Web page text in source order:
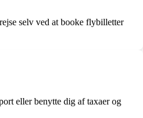
selv ved at booke flybilletter
eller benytte dig af taxaer og